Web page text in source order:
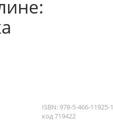
ISBN: 978-5-466-11925-1
код 719422